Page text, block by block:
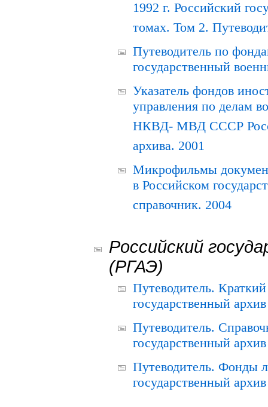
1992 г. Российский
томах. Том 2.
Путеводитель по
государственный
Указатель фондов
управления по делам
НКВД- МВД СССР
архива. 2001
Микрофильмы
в Российском
справочник. 2004
Российский
(РГАЭ)
Путеводитель.
государственный
Путеводитель.
государственный
Путеводитель. Фонды
государственный